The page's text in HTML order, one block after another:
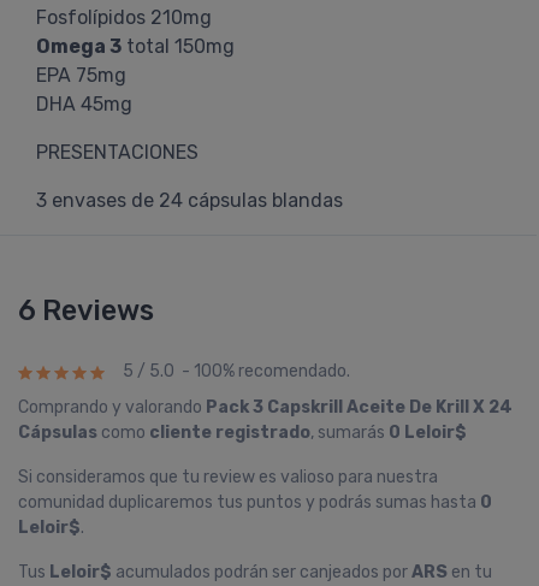
Fosfolípidos 210mg
Omega 3 total 150mg
EPA 75mg
DHA 45mg
PRESENTACIONES
3 envases de 24 cápsulas blandas
6 Reviews
5 / 5.0 - 100% recomendado.
Comprando y valorando Pack 3 Capskrill Aceite De Krill X 24
Cápsulas como cliente registrado, sumarás 0 Leloir$
Si consideramos que tu review es valioso para nuestra
comunidad duplicaremos tus puntos y podrás sumas hasta 0
Leloir$.
Tus Leloir$ acumulados podrán ser canjeados porARS en tu